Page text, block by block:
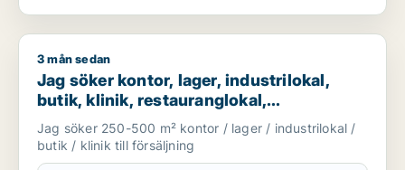
Jag söker kontor, lager, industrilokal, butik, klinik,
3 mån sedan
Jag söker kontor, lager, industrilokal,
butik, klinik, restauranglokal,
fastighetsmark, bostadsfastighet, hotell
eller garage till salu i Grästorp, Vara eller
Götene m.fl.
Jag söker 250-500 m² kontor / lager / industrilokal /
butik / klinik till försäljning